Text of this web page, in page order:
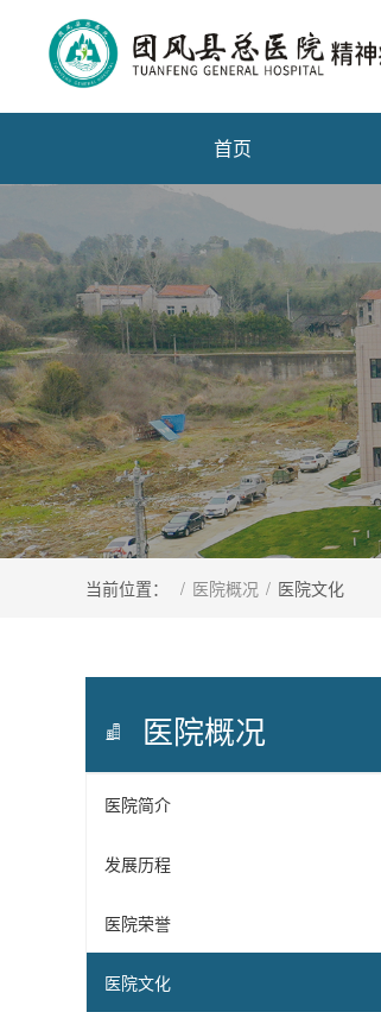
首页
当前位置： / 医院概况 / 医院文化
医院概况
医院简介
发展历程
医院荣誉
医院文化